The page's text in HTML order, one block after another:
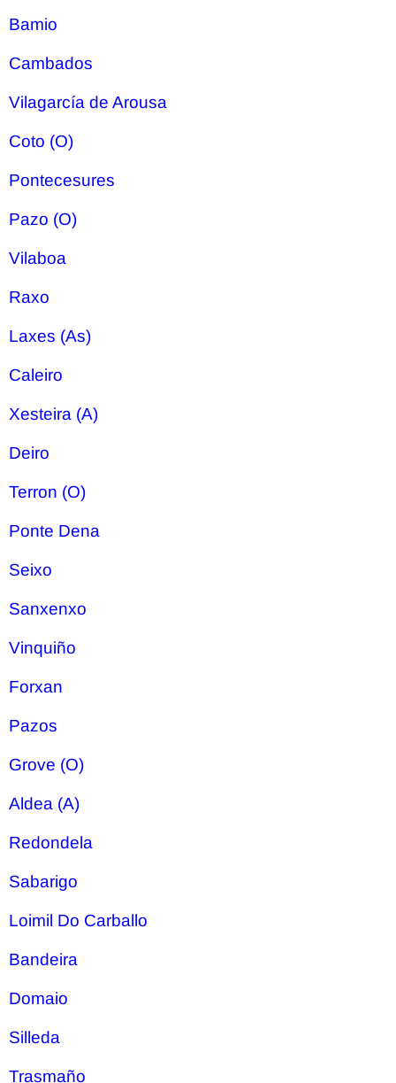
Bamio
Cambados
Vilagarcía de Arousa
Coto (O)
Pontecesures
Pazo (O)
Vilaboa
Raxo
Laxes (As)
Caleiro
Xesteira (A)
Deiro
Terron (O)
Ponte Dena
Seixo
Sanxenxo
Vinquiño
Forxan
Pazos
Grove (O)
Aldea (A)
Redondela
Sabarigo
Loimil Do Carballo
Bandeira
Domaio
Silleda
Trasmaño